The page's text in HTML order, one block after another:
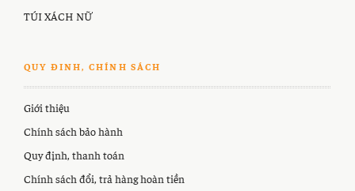
TÚI XÁCH NỮ
QUY ĐINH, CHÍNH SÁCH
Giới thiệu
Chính sách bảo hành
Quy định, thanh toán
Chính sách đổi, trả hàng hoàn tiền